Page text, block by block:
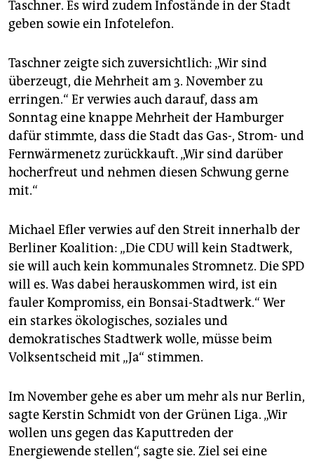
Taschner. Es wird zudem Infostände in der Stadt
geben sowie ein Infotelefon.
Taschner zeigte sich zuversichtlich: „Wir sind
überzeugt, die Mehrheit am 3. November zu
erringen.“ Er verwies auch darauf, dass am
Sonntag eine knappe Mehrheit der Hamburger
dafür stimmte, dass die Stadt das Gas-, Strom- und
Fernwärmenetz zurückkauft. „Wir sind darüber
hocherfreut und nehmen diesen Schwung gerne
mit.“
Michael Efler verwies auf den Streit innerhalb der
Berliner Koalition: „Die CDU will kein Stadtwerk,
sie will auch kein kommunales Stromnetz. Die SPD
will es. Was dabei herauskommen wird, ist ein
fauler Kompromiss, ein Bonsai-Stadtwerk.“ Wer
ein starkes ökologisches, soziales und
demokratisches Stadtwerk wolle, müsse beim
Volksentscheid mit „Ja“ stimmen.
Im November gehe es aber um mehr als nur Berlin,
sagte Kerstin Schmidt von der Grünen Liga. „Wir
wollen uns gegen das Kaputtreden der
Energiewende stellen“, sagte sie. Ziel sei eine